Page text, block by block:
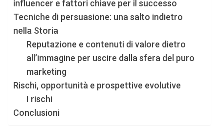
influencer e fattori chiave per il successo
Tecniche di persuasione: una salto indietro
nella Storia
Reputazione e contenuti di valore dietro
all’immagine per uscire dalla sfera del puro
marketing
Rischi, opportunità e prospettive evolutive
I rischi
Conclusioni